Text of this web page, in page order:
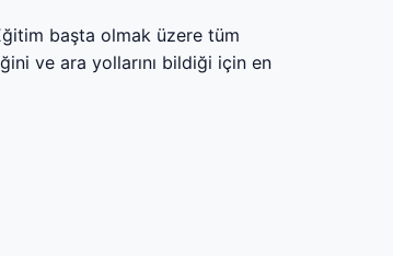
başta olmak üzere tüm
ve ara yollarını bildiği için en